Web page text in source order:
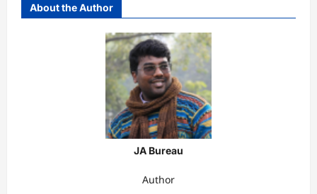
About the Author
JA Bureau
Author